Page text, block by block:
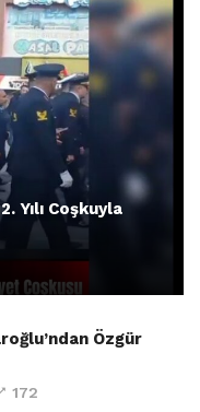
Yılı Coşkuyla
Özgür
172